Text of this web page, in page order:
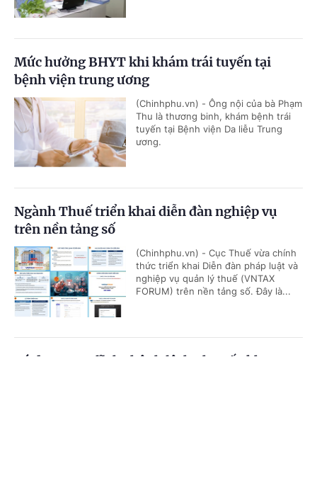
Mức hưởng BHYT khi khám trái tuyến tại
bệnh viện trung ương
(Chinhphu.vn) - Ông nội của bà Phạm
Thu là thương binh, khám bệnh trái
tuyến tại Bệnh viện Da liễu Trung
ương.
Ngành Thuế triển khai diễn đàn nghiệp vụ
trên nền tảng số
(Chinhphu.vn) - Cục Thuế vừa chính
thức triển khai Diễn đàn pháp luật và
nghiệp vụ quản lý thuế (VNTAX
FORUM) trên nền tảng số. Đây là...
Có được truy lĩnh chênh lệch phụ cấp khu vực